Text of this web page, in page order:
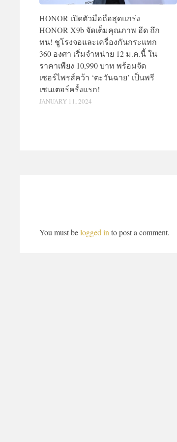
HONOR เปิดตัวมือถือสุดแกร่ง
HONOR X9b จัดเต็มคุณภาพ อึด ถึก
ทน! ชูโรงจอและเครื่องกันกระแทก
360 องศา เริ่มจำหน่าย 12 ม.ค.นี้ ใน
ราคาเพียง 10,990 บาท พร้อมจัด
เซอร์ไพรส์คว้า ‘ตะวันฉาย’ เป็นพรี
เซนเตอร์ครั้งแรก!
JANUARY 11, 2024
You must belogged into post a comment.